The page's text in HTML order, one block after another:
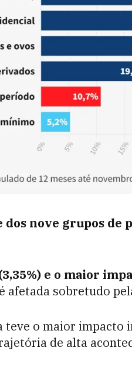
dos nove grupos de
e o maior
afetada sobretudo
teve o maior impacto
de alta